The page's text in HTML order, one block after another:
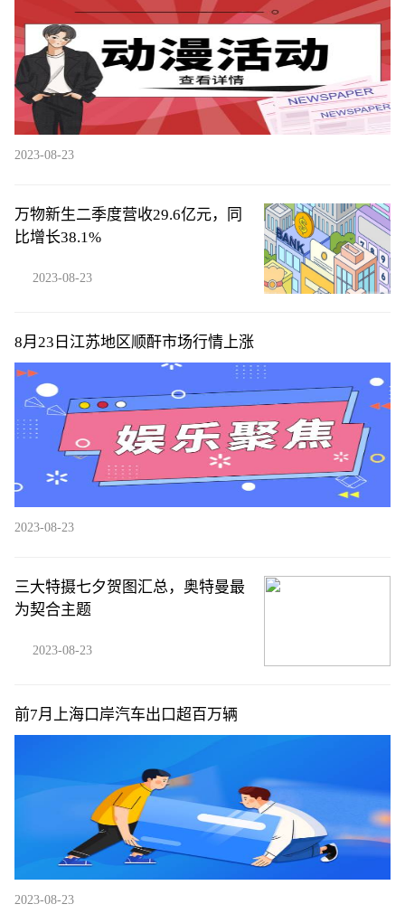
2023-08-23
万物新生二季度营收29.6亿元，同
比增长38.1%
2023-08-23
8月23日江苏地区顺酐市场行情上涨
2023-08-23
三大特摄七夕贺图汇总，奥特曼最
为契合主题
2023-08-23
前7月上海口岸汽车出口超百万辆
2023-08-23